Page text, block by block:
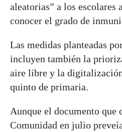
aleatorias” a los escolares
conocer el grado de
Las medidas planteadas
incluyen también la
aire libre y la
quinto de primaria.
Aunque el documento que
Comunidad en julio